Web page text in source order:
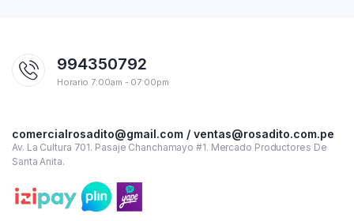
994350792
Horario 7:00am - 07:00pm
comercialrosadito@gmail.com / ventas@rosadito.com.pe
Av. La Cultura 701. Pasaje Chanchamayo #1. Mercado Productores De
Santa Anita.